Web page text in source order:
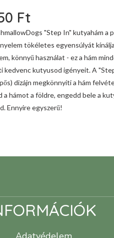
Ft
"Step In" kutyahám a
tökéletes egyensúlyát
könnyű használat - ez a hám
kedvenc kutyusod igényeit. A
dizájn megkönnyíti a hám
a hámot a földre, engedd bele a
Ennyire egyszerű!